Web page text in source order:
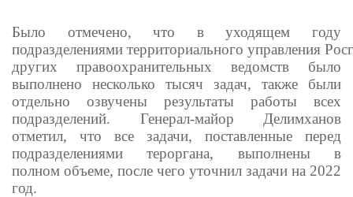
Было отмечено, что в уходящем году
подразделениями территориального управления
других правоохранительных ведомств было
выполнено несколько тысяч задач, также были
отдельно озвучены результаты работы всех
подразделений. Генерал-майор Делимханов
отметил, что все задачи, поставленные перед
подразделениями тероргана, выполнены в
полном объеме, после чего уточнил задачи на 2022
год.